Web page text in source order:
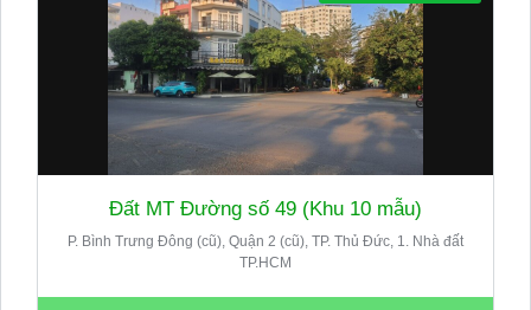
Đất MT Đường số 49 (Khu 10 mẫu)
P. Bình Trưng Đông (cũ), Quận 2 (cũ), TP. Thủ Đức, 1. Nhà đất
TP.HCM